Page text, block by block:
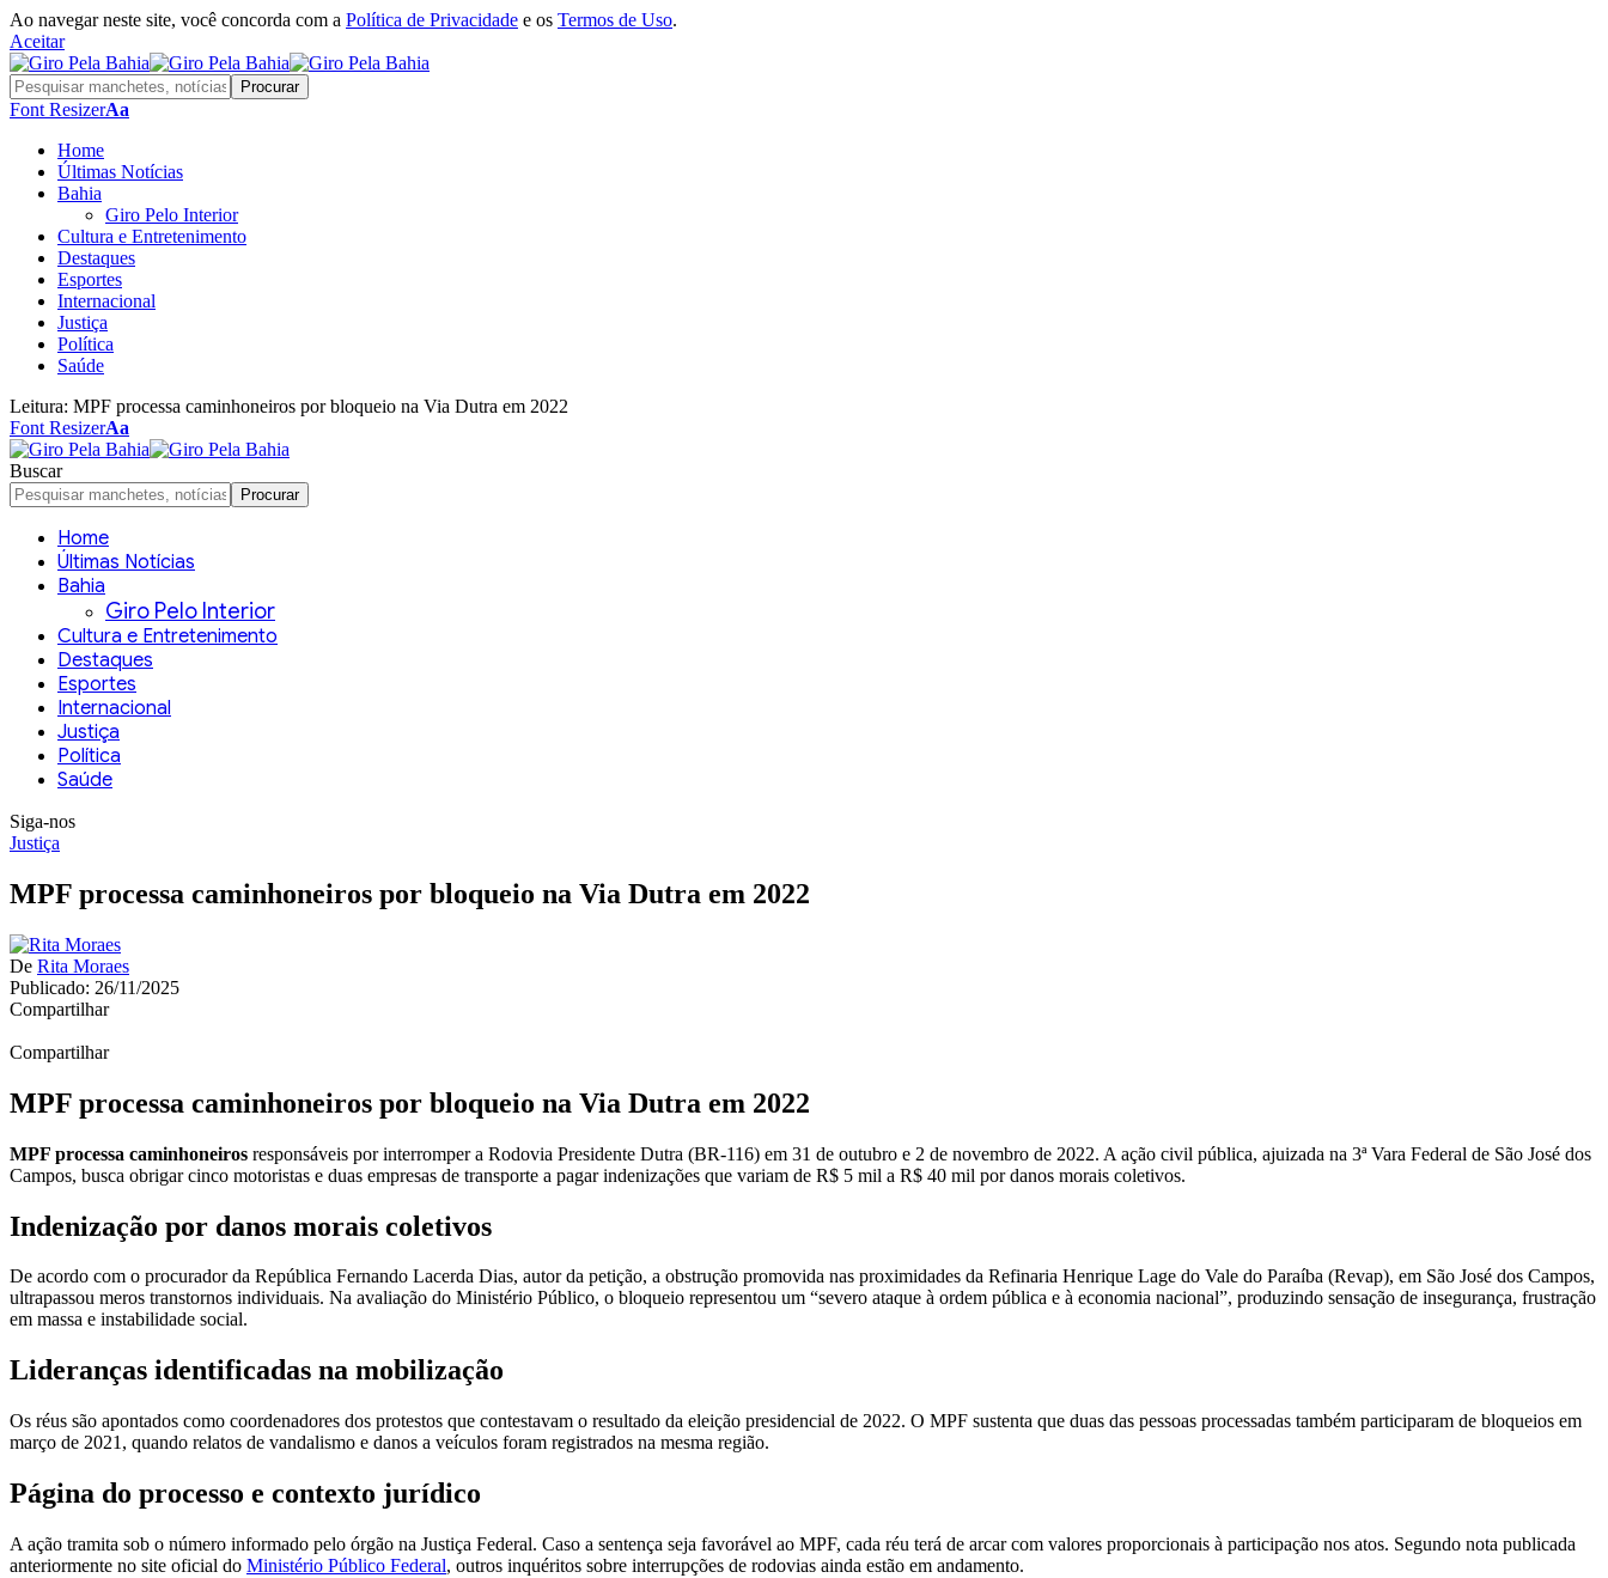
Ao navegar neste site, você concorda com a Política de Privacidade e os Termos de Uso.
Aceitar
Font ResizerAa
Home
Últimas Notícias
Bahia
Giro Pelo Interior
Cultura e Entretenimento
Destaques
Esportes
Internacional
Justiça
Política
Saúde
Leitura: MPF processa caminhoneiros por bloqueio na Via Dutra em 2022
Font ResizerAa
Buscar
Home
Últimas Notícias
Bahia
Giro Pelo Interior
Cultura e Entretenimento
Destaques
Esportes
Internacional
Justiça
Política
Saúde
Siga-nos
Justiça
MPF processa caminhoneiros por bloqueio na Via Dutra em 2022
De Rita Moraes
Publicado: 26/11/2025
Compartilhar
Compartilhar
MPF processa caminhoneiros por bloqueio na Via Dutra em 2022
MPF processa caminhoneiros responsáveis por interromper a Rodovia Presidente Dutra (BR-116) em 31 de outubro e 2 de novembro de 2022. A ação civil pública, ajuizada na 3ª Vara Federal de São José dos
Campos, busca obrigar cinco motoristas e duas empresas de transporte a pagar indenizações que variam de R$ 5 mil a R$ 40 mil por danos morais coletivos.
Indenização por danos morais coletivos
De acordo com o procurador da República Fernando Lacerda Dias, autor da petição, a obstrução promovida nas proximidades da Refinaria Henrique Lage do Vale do Paraíba (Revap), em São José dos Campos,
ultrapassou meros transtornos individuais. Na avaliação do Ministério Público, o bloqueio representou um “severo ataque à ordem pública e à economia nacional”, produzindo sensação de insegurança, frustração
em massa e instabilidade social.
Lideranças identificadas na mobilização
Os réus são apontados como coordenadores dos protestos que contestavam o resultado da eleição presidencial de 2022. O MPF sustenta que duas das pessoas processadas também participaram de bloqueios em
março de 2021, quando relatos de vandalismo e danos a veículos foram registrados na mesma região.
Página do processo e contexto jurídico
A ação tramita sob o número informado pelo órgão na Justiça Federal. Caso a sentença seja favorável ao MPF, cada réu terá de arcar com valores proporcionais à participação nos atos. Segundo nota publicada
anteriormente no site oficial do Ministério Público Federal, outros inquéritos sobre interrupções de rodovias ainda estão em andamento.